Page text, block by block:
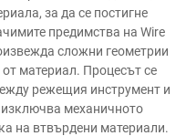
за да се постигне
предимства на Wire
сложни геометрии
материал. Процесът се
режещия инструмент и
механичното
на втвърдени материали.